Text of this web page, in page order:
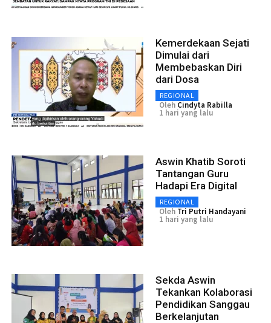
Kemerdekaan Sejati
Dimulai dari
Membebaskan Diri
dari Dosa
REGIONAL
Oleh Cindyta Rabilla
1 hari yang lalu
Aswin Khatib Soroti
Tantangan Guru
Hadapi Era Digital
REGIONAL
Oleh Tri Putri Handayani
1 hari yang lalu
Sekda Aswin
Tekankan Kolaborasi
Pendidikan Sanggau
Berkelanjutan